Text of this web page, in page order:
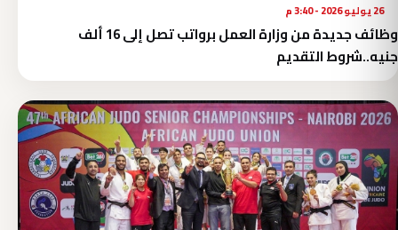
26 يوليو 2026 - 3:40 م
وظائف جديدة من وزارة العمل برواتب تصل إلى 16 ألف
جنيه..شروط التقديم